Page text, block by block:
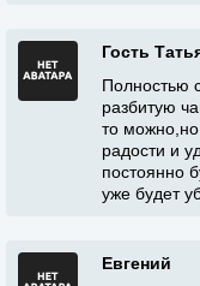
Гость
Полностью
разбитую
то можно,но
радости и
постоянно
уже будет
Евгений